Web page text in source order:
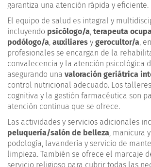
garantiza una atención rápida y eficiente.
El equipo de salud es integral y
incluyendo psicólogo/a, terapeuta
podólogo/a, auxiliares y gerocultor/a,
profesionales se encargan de la
convalecencia y la atención psicológica
asegurando una valoración geriátrica
control nutricional adecuado. Los
cognitiva y la gestión farmacéutica son
atención continua que se ofrece.
Las actividades y servicios adicionales
peluquería/salón de belleza, manicura
podología, lavandería y servicio de
limpieza. También se ofrece el marcaje
servicio religioso para cubrir todas las